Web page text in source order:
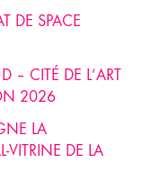
DE SPACE
– CITÉ DE L’ART
2026
LA
VITRINE DE LA